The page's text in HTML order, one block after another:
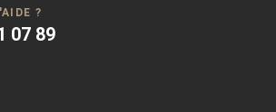
?
07 89